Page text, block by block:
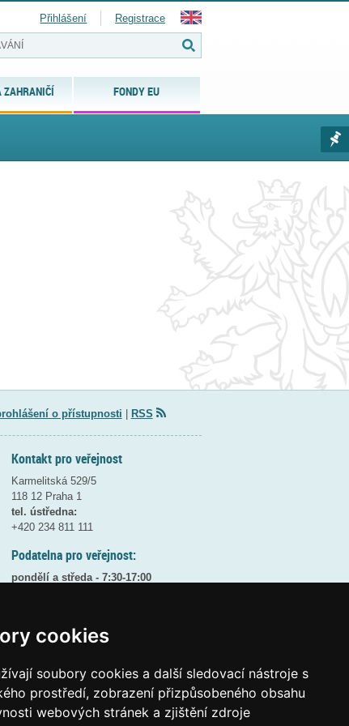
cookies
soubory cookies a další sledovací nástroje s
prostředí, zobrazení přizpůsobeného obsahu
webových stránek a zjištění zdroje
ZAHRANIČÍ FONDY EU
Přihlášení Registrace
o přístupnosti RSS
Kontakt pro veřejnost
Karmelitská 529/5
118 12 Praha 1
tel. ústředna:
+420 234 811 111
Podatelna pro veřejnost:
pondělí a středa - 7:30-17:00
8:30 - 9:30 - bezpečnostní přestávka
Elektronická podatelna:
posta@msmtgov cz